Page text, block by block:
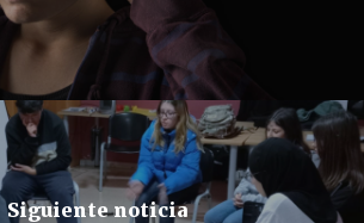
Siguiente noticia